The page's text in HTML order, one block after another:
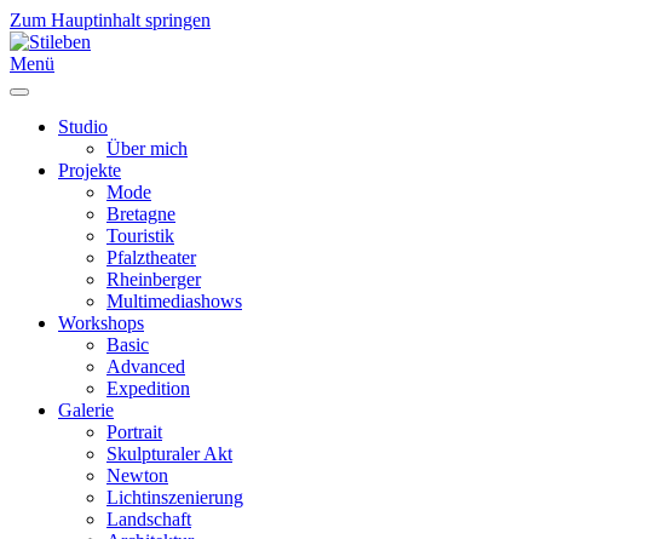
Zum Hauptinhalt springen
Menü
Studio
Über mich
Projekte
Mode
Bretagne
Touristik
Pfalztheater
Rheinberger
Multimediashows
Workshops
Basic
Advanced
Expedition
Galerie
Portrait
Skulpturaler Akt
Newton
Lichtinszenierung
Landschaft